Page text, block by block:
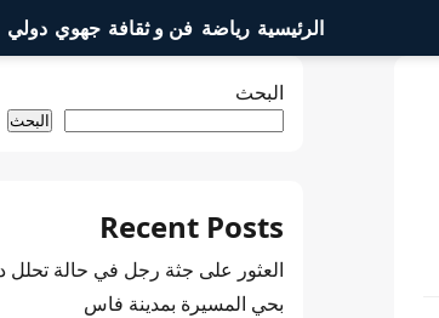
الرئيسية رياضة فن و ثقافة جهوي دولي
البحث
البحث
Recent Posts
العثور على جثة رجل في حالة تحلل
بحي المسيرة بمدينة فاس